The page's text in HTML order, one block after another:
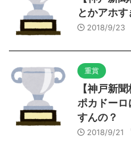
とかアホ
2018/9/23
重賞
【神戸新
ポカドーロ
すんの？
2018/9/21